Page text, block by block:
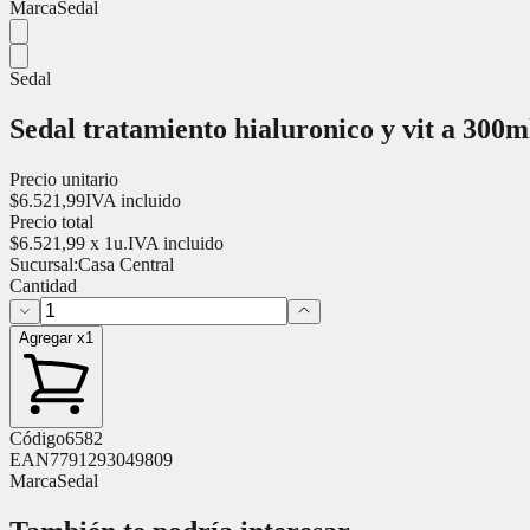
MarcaSedal
Sedal
Sedal tratamiento hialuronico y vit a
Precio unitario
$6.521,99IVA incluido
Precio total
$6.521,99 x 1u.IVA incluido
Sucursal:Casa Central
Cantidad
Agregar x1
Código6582
EAN7791293049809
MarcaSedal